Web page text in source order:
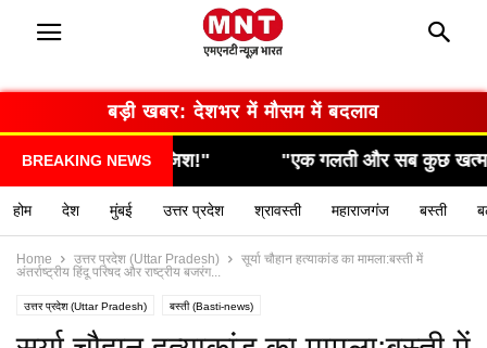
बड़ी खबर: देशभर में मौसम में बदलाव
BREAKING NEWS"एक गलती और सब कुछ खत्म… देखिए कैसे हुआ
होम देश मुंबई उत्तर प्रदेश श्रावस्ती महाराजगंज बस्ती
Home उत्तर प्रदेश (Uttar Pradesh)
सूर्या चौहान हत्याकांड का मामला:बस्ती में
अंतर्राष्ट्रीय हिंदू परिषद और राष्ट्रीय बजरंग...
उत्तर प्रदेश (Uttar Pradesh) बस्ती (Basti-news)
यूपी लेटेस्ट न्यूज हिन्दी (UP latest news hindi)